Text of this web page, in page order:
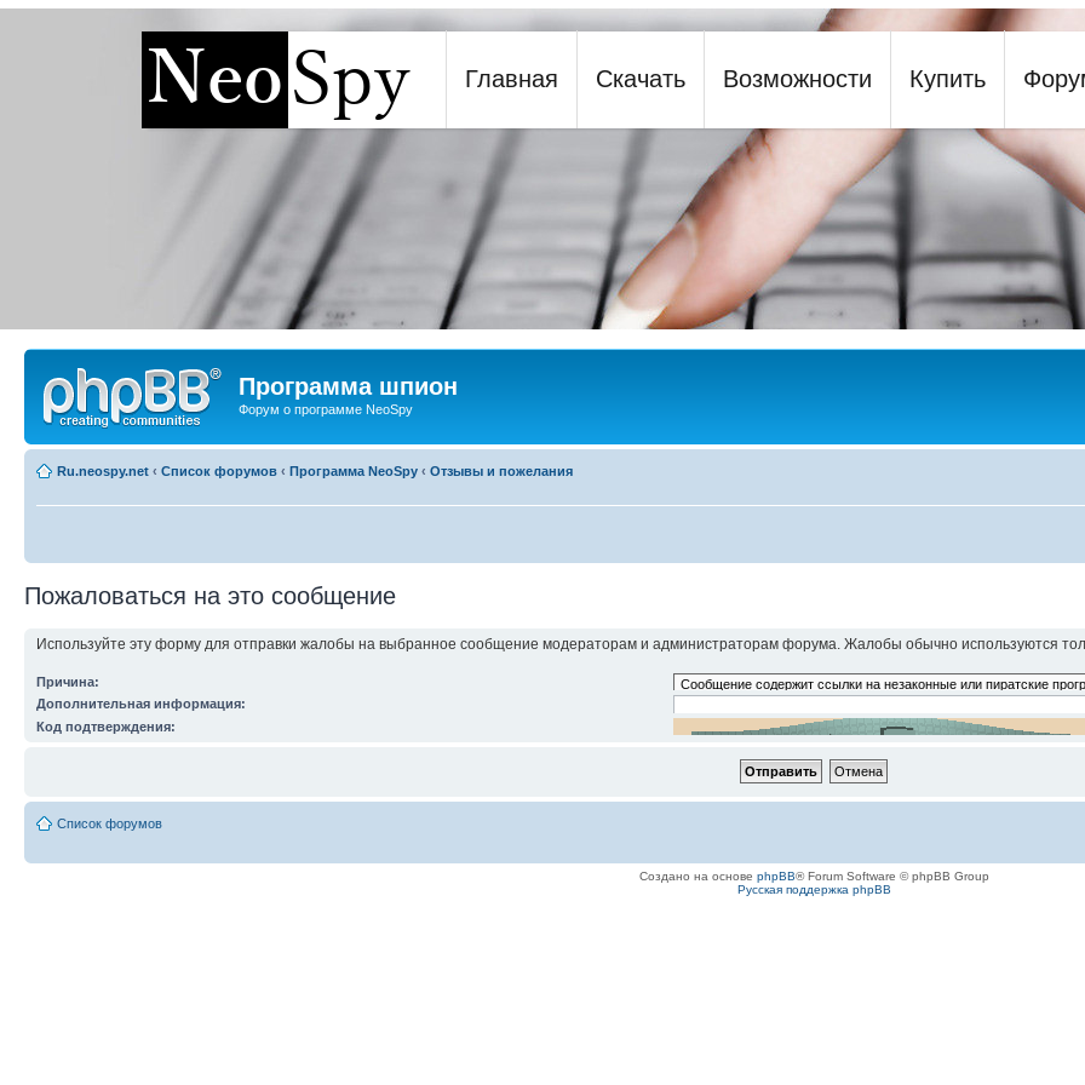
sizeof(): Parameter must be an array or an object that implements Countable
Программа шпион NeoSpy
Главная Скачать Возможности Купить
Программа шпион
Форум о программе NeoSpy
Ru.neospy.net ‹ Список форумов ‹ Программа NeoSpy ‹ Отзывы и пожелания
Пожаловаться на это сообщение
Используйте эту форму для отправки жалобы на выбранное сообщение модераторам и администраторам форума. Жалобы обычно используются
Причина:
Дополнительная информация:
Это поле можно оставить пустым.
Код подтверждения:
Введите код в точности так, как вы его видите. Регистр символов
Список форумов
Создано на основе phpBB® Forum Software © phpBB Group
Русская поддержка phpBB